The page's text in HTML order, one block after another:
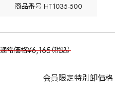
商品番号 HT1035-500
通常価格¥6,165 税込
会員限定特別卸価格